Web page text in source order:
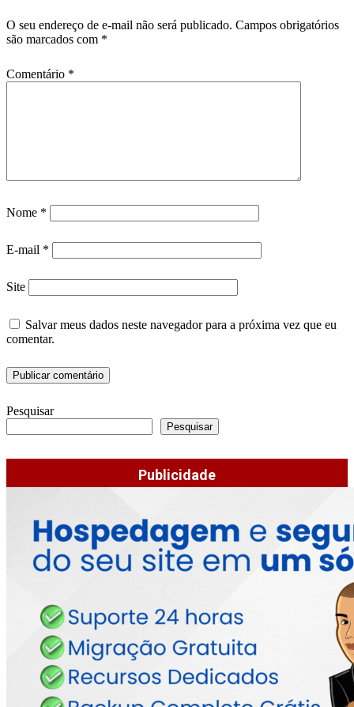
O seu endereço de e-mail não será publicado. Campos obrigatórios
são marcados com *
Comentário *
Nome *
E-mail *
Site
Salvar meus dados neste navegador para a próxima vez que eu
comentar.
Pesquisar
Pesquisar
Publicidade